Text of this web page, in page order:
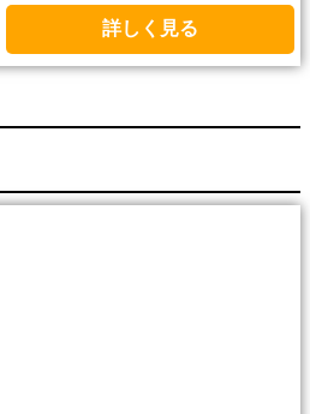
詳しく見る